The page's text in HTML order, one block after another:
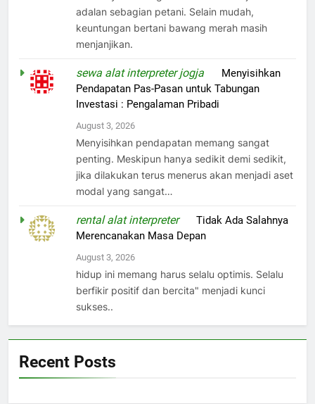
adalan sebagian petani. Selain mudah,
keuntungan bertani bawang merah masih
menjanjikan.
sewa alat interpreter jogja
Menyisihkan
Pendapatan Pas-Pasan untuk Tabungan
Investasi : Pengalaman Pribadi
August 3, 2026
Menyisihkan pendapatan memang sangat
penting. Meskipun hanya sedikit demi sedikit,
jika dilakukan terus menerus akan menjadi aset
modal yang sangat…
rental alat interpreteronTidak Ada Salahnya
Merencanakan Masa Depan
August 3, 2026
hidup ini memang harus selalu optimis. Selalu
berfikir positif dan bercita" menjadi kunci
sukses..
Recent Posts